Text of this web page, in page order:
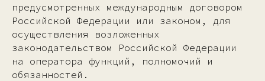
предусмотренных международным договором
Российской Федерации или законом, для
осуществления возложенных
законодательством Российской Федерации
на оператора функций, полномочий и
обязанностей.